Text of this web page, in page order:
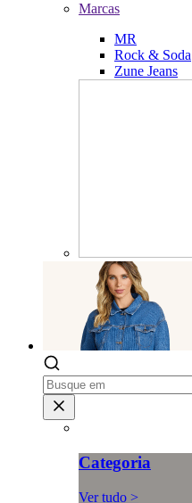
Marcas
MR
Rock & Soda
Zune Jeans
Categoria
Ver tudo >